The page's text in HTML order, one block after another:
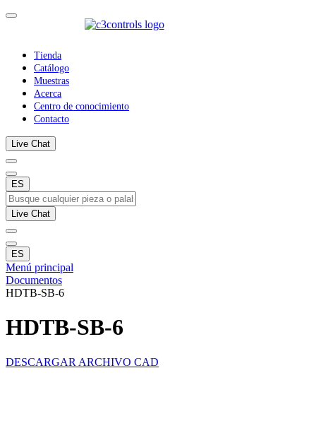
Tienda
Catálogo
Muestras
Acerca
Centro de conocimiento
Contacto
Live Chat
ES
Live Chat
ES
Menú principal
Documentos
HDTB-SB-6
HDTB-SB-6
DESCARGAR ARCHIVO CAD